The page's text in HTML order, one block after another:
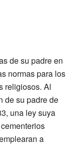
de su padre en
normas para los
religiosos. Al
de su padre de
una ley suya
a